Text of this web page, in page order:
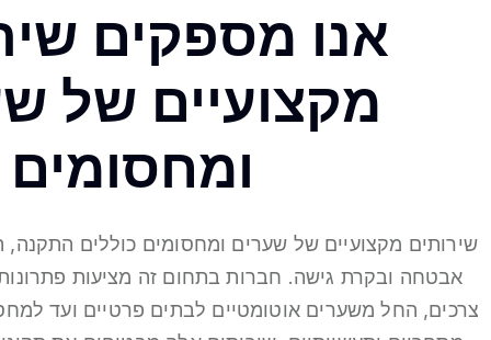
אנו מספקים
מקצועיים של
ומחסומים
שירותים מקצועיים של שערים ומחסומים כוללים התקנה,
אבטחה ובקרת גישה. חברות בתחום זה מציעות
צרכים, החל משערים אוטומטיים לבתים פרטיים ועד